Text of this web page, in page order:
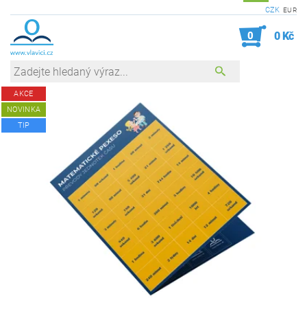
CZK EUR
0 0 Kč
AKCE
NOVINKA
TIP